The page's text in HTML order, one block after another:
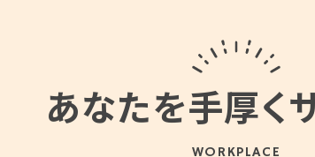
あなたを手厚く
WORKPLACE